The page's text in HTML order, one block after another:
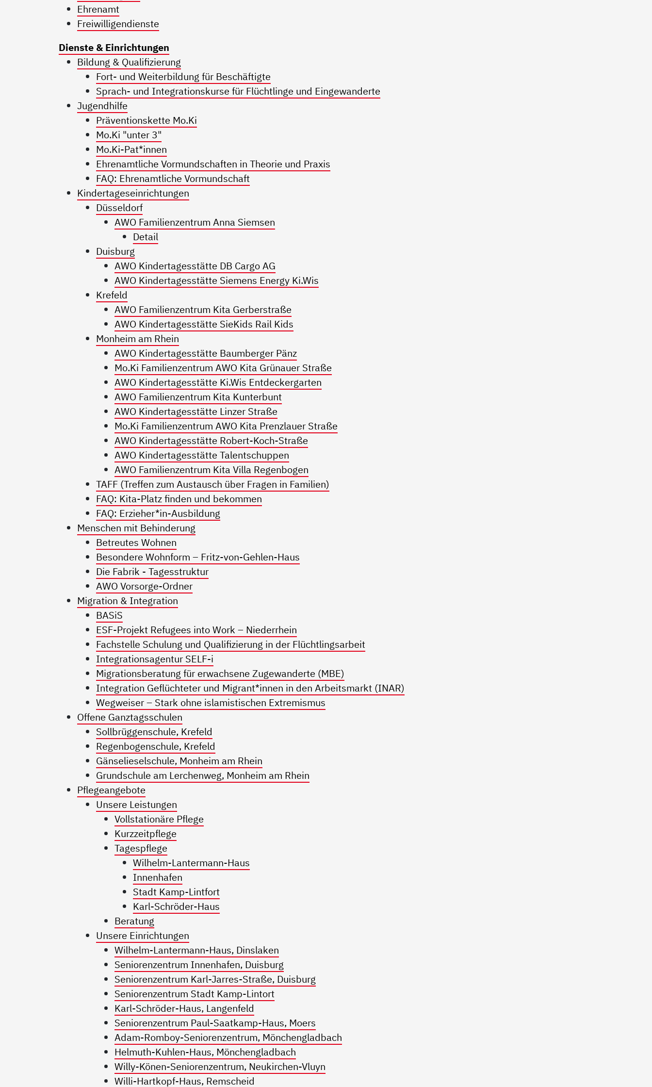
Ehrenamt
Freiwilligendienste
Dienste & Einrichtungen
Bildung & Qualifizierung
Fort- und Weiterbildung für Beschäftigte
Sprach- und Integrationskurse für Flüchtlinge und Eingewanderte
Jugendhilfe
Präventionskette Mo.Ki
Mo.Ki "unter 3"
Mo.Ki-Pat*innen
Ehrenamtliche Vormundschaften in Theorie und Praxis
FAQ: Ehrenamtliche Vormundschaft
Kindertageseinrichtungen
Düsseldorf
AWO Familienzentrum Anna Siemsen
Detail
Duisburg
AWO Kindertagesstätte DB Cargo AG
AWO Kindertagesstätte Siemens Energy Ki.Wis
Krefeld
AWO Familienzentrum Kita Gerberstraße
AWO Kindertagesstätte SieKids Rail Kids
Monheim am Rhein
AWO Kindertagesstätte Baumberger Pänz
Mo.Ki Familienzentrum AWO Kita Grünauer Straße
AWO Kindertagesstätte Ki.Wis Entdeckergarten
AWO Familienzentrum Kita Kunterbunt
AWO Kindertagesstätte Linzer Straße
Mo.Ki Familienzentrum AWO Kita Prenzlauer Straße
AWO Kindertagesstätte Robert-Koch-Straße
AWO Kindertagesstätte Talentschuppen
AWO Familienzentrum Kita Villa Regenbogen
TAFF (Treffen zum Austausch über Fragen in Familien)
FAQ: Kita-Platz finden und bekommen
FAQ: Erzieher*in-Ausbildung
Menschen mit Behinderung
Betreutes Wohnen
Besondere Wohnform – Fritz-von-Gehlen-Haus
Die Fabrik - Tagesstruktur
AWO Vorsorge-Ordner
Migration & Integration
BASiS
ESF-Projekt Refugees into Work – Niederrhein
Fachstelle Schulung und Qualifizierung in der Flüchtlingsarbeit
Integrationsagentur SELF-i
Migrationsberatung für erwachsene Zugewanderte (MBE)
Integration Geflüchteter und Migrant*innen in den Arbeitsmarkt (INAR)
Wegweiser – Stark ohne islamistischen Extremismus
Offene Ganztagsschulen
Sollbrüggenschule, Krefeld
Regenbogenschule, Krefeld
Gänselieselschule, Monheim am Rhein
Grundschule am Lerchenweg, Monheim am Rhein
Pflegeangebote
Unsere Leistungen
Vollstationäre Pflege
Kurzzeitpflege
Tagespflege
Wilhelm-Lantermann-Haus
Innenhafen
Stadt Kamp-Lintfort
Karl-Schröder-Haus
Beratung
Unsere Einrichtungen
Wilhelm-Lantermann-Haus, Dinslaken
Seniorenzentrum Innenhafen, Duisburg
Seniorenzentrum Karl-Jarres-Straße, Duisburg
Seniorenzentrum Stadt Kamp-Lintort
Karl-Schröder-Haus, Langenfeld
Seniorenzentrum Paul-Saatkamp-Haus, Moers
Adam-Romboy-Seniorenzentrum, Mönchengladbach
Helmuth-Kuhlen-Haus, Mönchengladbach
Willy-Könen-Seniorenzentrum, Neukirchen-Vluyn
Willi-Hartkopf-Haus, Remscheid